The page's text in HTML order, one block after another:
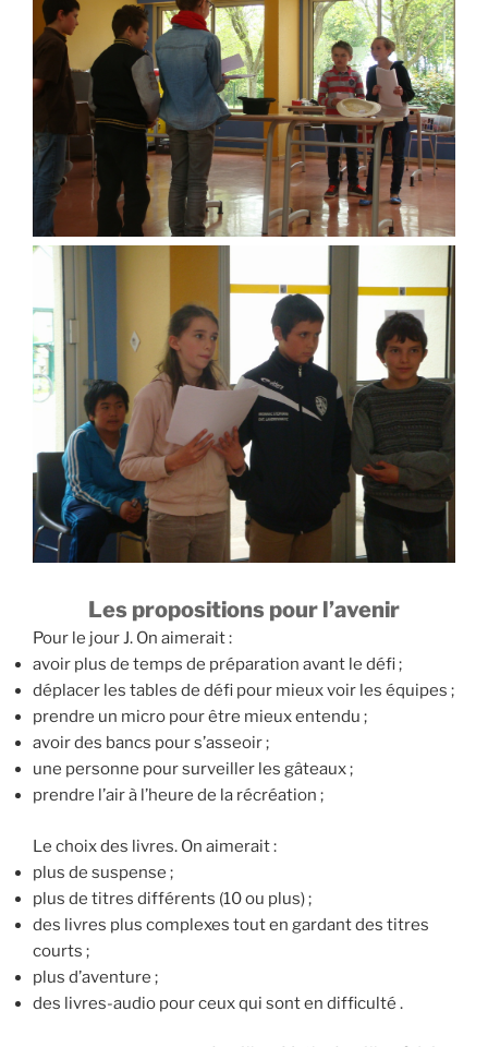
Les propositions pour l’avenir
Pour le jour J. On aimerait :
avoir plus de temps de préparation avant le défi ;
déplacer les tables de défi pour mieux voir les équipes ;
prendre un micro pour être mieux entendu ;
avoir des bancs pour s’asseoir ;
une personne pour surveiller les gâteaux ;
prendre l’air à l’heure de la récréation ;
Le choix des livres. On aimerait :
plus de suspense ;
plus de titres différents (10 ou plus) ;
des livres plus complexes tout en gardant des titres
courts ;
plus d’aventure ;
des livres-audio pour ceux qui sont en difficulté .